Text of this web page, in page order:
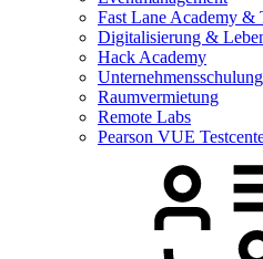
Fast Lane Academy &
Digitalisierung &
Hack Academy
Raumvermietung
Remote Labs
Pearson VUE